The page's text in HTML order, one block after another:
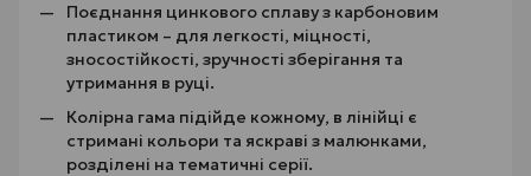
Поєднання цинкового сплаву з карбоновим
пластиком – для легкості, міцності,
зносостійкості, зручності зберігання та
утримання в руці.
Колірна гама підійде кожному, в лінійці є
стримані кольори та яскраві з малюнками,
розділені на тематичні серії.